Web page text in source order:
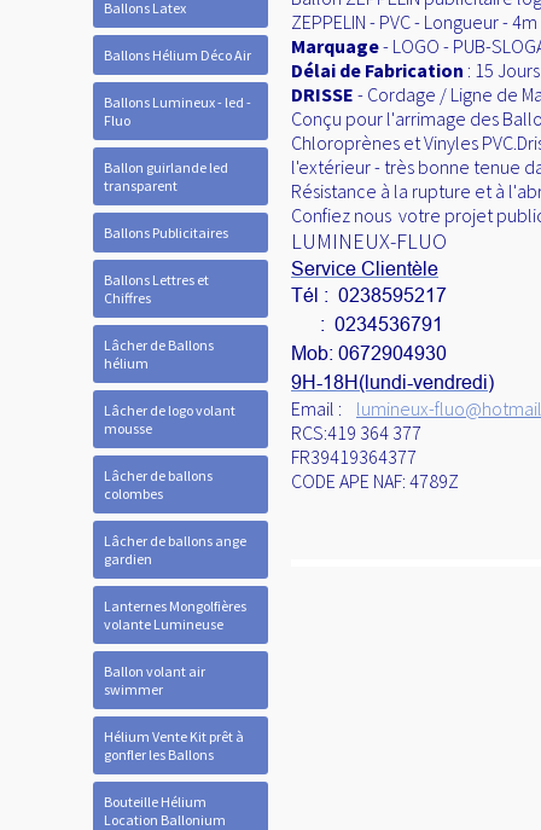
Ballons Latex
Ballons Hélium Déco Air
Ballons Lumineux - led -
Fluo
Ballon guirlande led
transparent
Ballons Publicitaires
Ballons Lettres et
Chiffres
Lâcher de Ballons
hélium
Lâcher de logo volant
mousse
Lâcher de ballons
colombes
Lâcher de ballons ange
gardien
Lanternes Mongolfières
volante Lumineuse
Ballon volant air
swimmer
Hélium Vente Kit prêt à
gonfler les Ballons
Bouteille Hélium
Location Ballonium
ZEPPELIN - PVC - Longueur -
Marquage- LOGO - PUB-
Délai de Fabrication : 15 Jours
DRISSE - Cordage / Ligne de
Conçu pour l'arrimage des
Chloroprènes et Vinyles
l'extérieur - très bonne tenue
Résistance à la rupture et à
Confiez nous votre projet
LUMINEUX-FLUO
Service Clientèle
Tél : 0238595217
: 0234536791
Mob: 0672904930
9H-18H(lundi-vendredi)
Email : lumineux-
RCS:419 364 377
FR39419364377
CODE APE NAF: 4789Z